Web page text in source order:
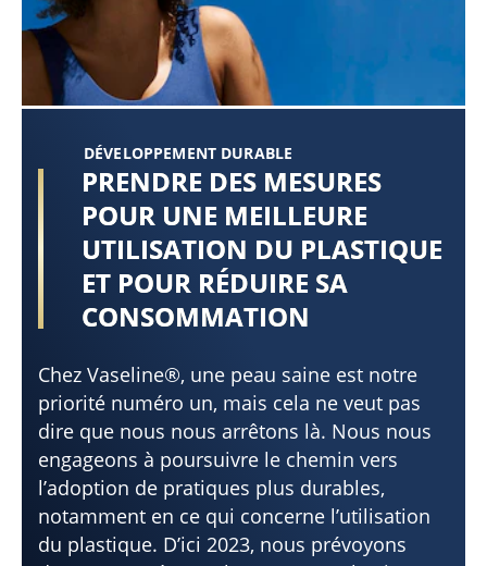
DÉVELOPPEMENT DURABLE
PRENDRE DES MESURES
POUR UNE MEILLEURE
UTILISATION DU PLASTIQUE
ET POUR RÉDUIRE SA
CONSOMMATION
Chez Vaseline®, une peau saine est notre
priorité numéro un, mais cela ne veut pas
dire que nous nous arrêtons là. Nous nous
engageons à poursuivre le chemin vers
l’adoption de pratiques plus durables,
notamment en ce qui concerne l’utilisation
du plastique. D’ici 2023, nous prévoyons